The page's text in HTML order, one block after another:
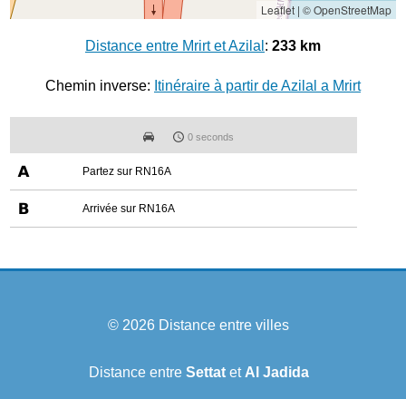
Leaflet| © OpenStreetMap
Distance entre Mrirt et Azilal : 233 km
Chemin inverse: Itinéraire à partir de Azilal a Mrirt
0 seconds
Partez sur RN16A
Arrivée sur RN16A
© 2026 Distance entre villes
Distance entre Settatet Al Jadida